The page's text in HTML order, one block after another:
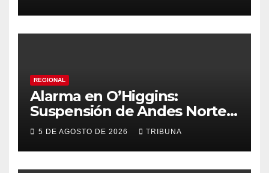
tiroides
REGIONAL
Alarma en O’Higgins:
Suspensión de Andes Norte
golpea con fuerza el empleo
5 DE AGOSTO DE 2026 TRIBUNA